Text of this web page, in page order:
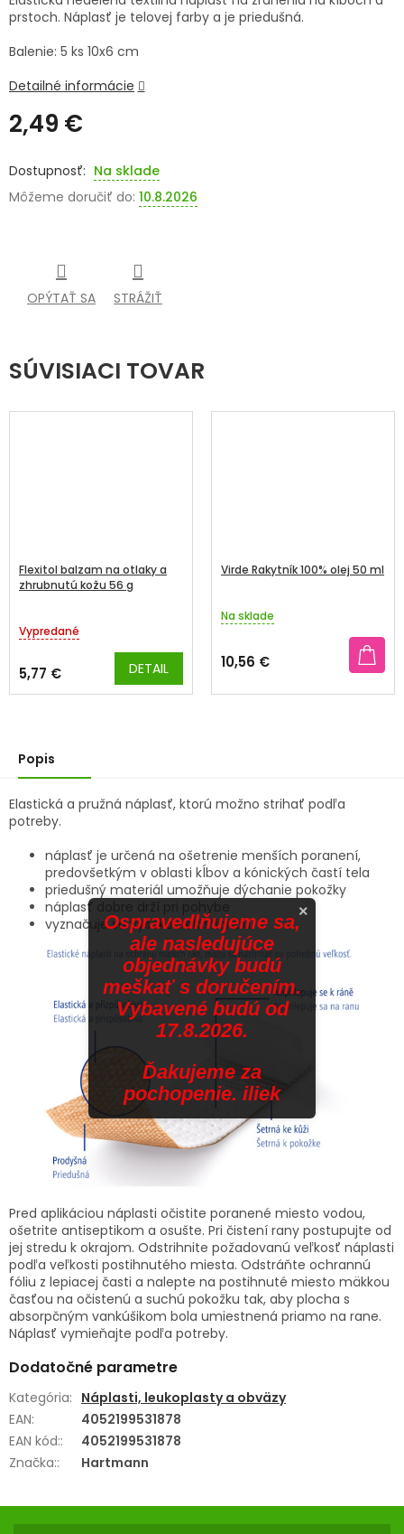
Prihlásenie
2,49 €
cena:
Na sklade
Môžeme doručiť do: 10.8.2026
prstoch. Náplasť je telovej farby a je priedušná.
Balenie: 5 ks 10x6 cm
Detailné informácie
OPÝTAŤ SA STRÁŽIŤ
SÚVISIACI TOVAR
Flexitol balzam na otlaky a
zhrubnutú kožu 56 g
Vypredané
5,77 € DETAIL
Virde Rakytník 100% olej 50 ml
Priemerné
produktu
je
Na sklade
10,56 €
Popis
Elastická a pružná náplasť, ktorú možno strihať podľa
potreby.
náplasť je určená na ošetrenie menších poranení,
predovšetkým v oblasti kĺbov a kónických častí tela
priedušný materiál umožňuje dýchanie pokožky
náplasť dobre drží pri pohybe
vyznačuje sa vysokou elasticitou
Pred aplikáciou náplasti očistite poranené miesto vodou,
ošetrite antiseptikom a osušte. Pri čistení rany postupujte od
jej stredu k okrajom. Odstrihnite požadovanú veľkosť náplasti
podľa veľkosti postihnutého miesta. Odstráňte ochrannú
fóliu z lepiacej časti a nalepte na postihnuté miesto mäkkou
časťou na očistenú a suchú pokožku tak, aby plocha s
absorpčným vankúšikom bola umiestnená priamo na rane.
Náplasť vymieňajte podľa potreby.
Dodatočné parametre
Kategória: Náplasti, leukoplasty a obväzy
EAN:
4052199531878
EAN kód::
4052199531878
Značka:: Hartmann
Z
×
Ospravedlňujeme sa,
ale nasledujúce
objednávky budú
meškať s doručením.
Vybavené budú od
17.8.2026.
Ďakujeme za
pochopenie. iliek